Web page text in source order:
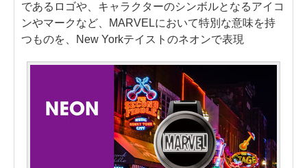
であるロゴや、キャラクターのシンボルとなるアイコ
ンやマークなど、MARVELにおいて特別な意味を持
つものを、New Yorkテイストのネオンで表現